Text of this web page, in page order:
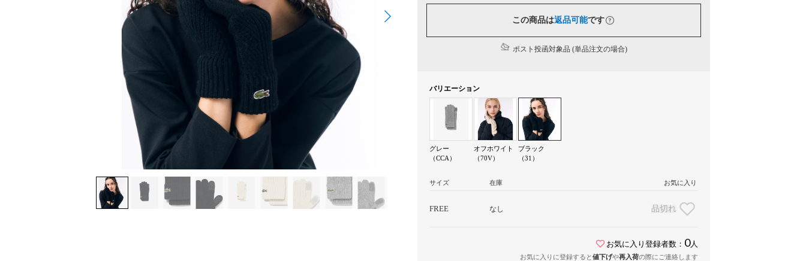
この商品は返品可能です
ポスト投函対象品 (単品注文の場合)
バリエーション
グレー
（CCA）
オフホワイト
（70V）
ブラック
（31）
サイズ 在庫 お気に入り
FREE なし 品切れ
お気に入り登録者数： 0人
お気に入りに登録すると値下げや再入荷の際にご連絡します